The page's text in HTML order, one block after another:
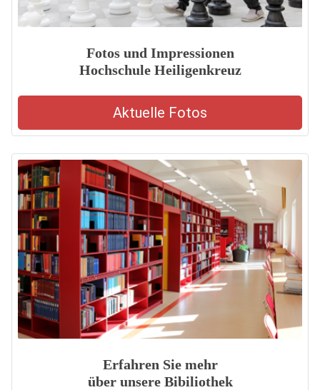
Fotos und Impressionen
Hochschule Heiligenkreuz
Aktuelle Fotos
Erfahren Sie mehr
über unsere Bibiliothek